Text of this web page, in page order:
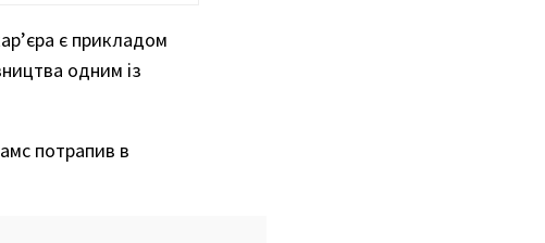
є прикладом
одним із
потрапив в